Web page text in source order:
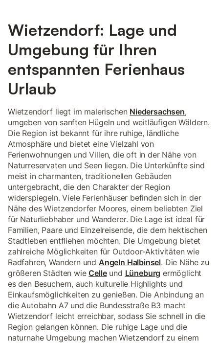
Wietzendorf: Lage und
Umgebung für Ihren
entspannten Ferienhaus
Urlaub
Wietzendorf liegt im malerischen Niedersachsen,
umgeben von sanften Hügeln und weitläufigen Wäldern.
Die Region ist bekannt für ihre ruhige, ländliche
Atmosphäre und bietet eine Vielzahl von
Ferienwohnungen und Villen, die oft in der Nähe von
Naturreservaten und Seen liegen. Die Unterkünfte sind
meist in charmanten, traditionellen Gebäuden
untergebracht, die den Charakter der Region
widerspiegeln. Viele Ferienhäuser befinden sich in der
Nähe des Wietzendorfer Moores, einem beliebten Ziel
für Naturliebhaber und Wanderer. Die Lage ist ideal für
Familien, Paare und Einzelreisende, die dem hektischen
Stadtleben entfliehen möchten. Die Umgebung bietet
zahlreiche Möglichkeiten für Outdoor-Aktivitäten wie
Radfahren, Wandern und Angeln Halbinsel. Die Nähe zu
größeren Städten wie Celleund Lüneburg ermöglicht
es den Besuchern, auch kulturelle Highlights und
Einkaufsmöglichkeiten zu genießen. Die Anbindung an
die Autobahn A7 und die Bundesstraße B3 macht
Wietzendorf leicht erreichbar, sodass Sie schnell in die
Region gelangen können. Die ruhige Lage und die
naturnahe Umgebung machen Wietzendorf zu einem